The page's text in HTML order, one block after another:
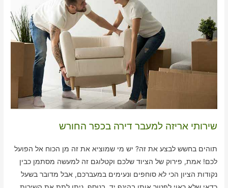
שירותי אריזה למעבר דירה בכפר החורש
תוהים בחשש לבצע את זה? יש מי שמוציא את זה מן הכוח אל הפועל
לכם! אמת, פירוק של הציוד שלכם וקטלוגם זה למעשה מסתמן כבין
נקודות הציון הכי לא סוחפים ונעימים במעברכם, אבל מדובר בשעל